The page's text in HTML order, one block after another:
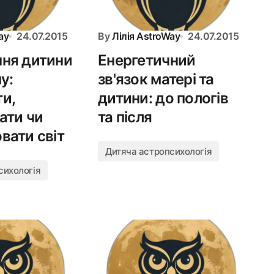
24.07.2015
дитини
чи
світ
By Лілія AstroWay 24.07.2015
Енергетичний
зв'язок матері та
дитини: до пологів
та після
Дитяча астропсихологія